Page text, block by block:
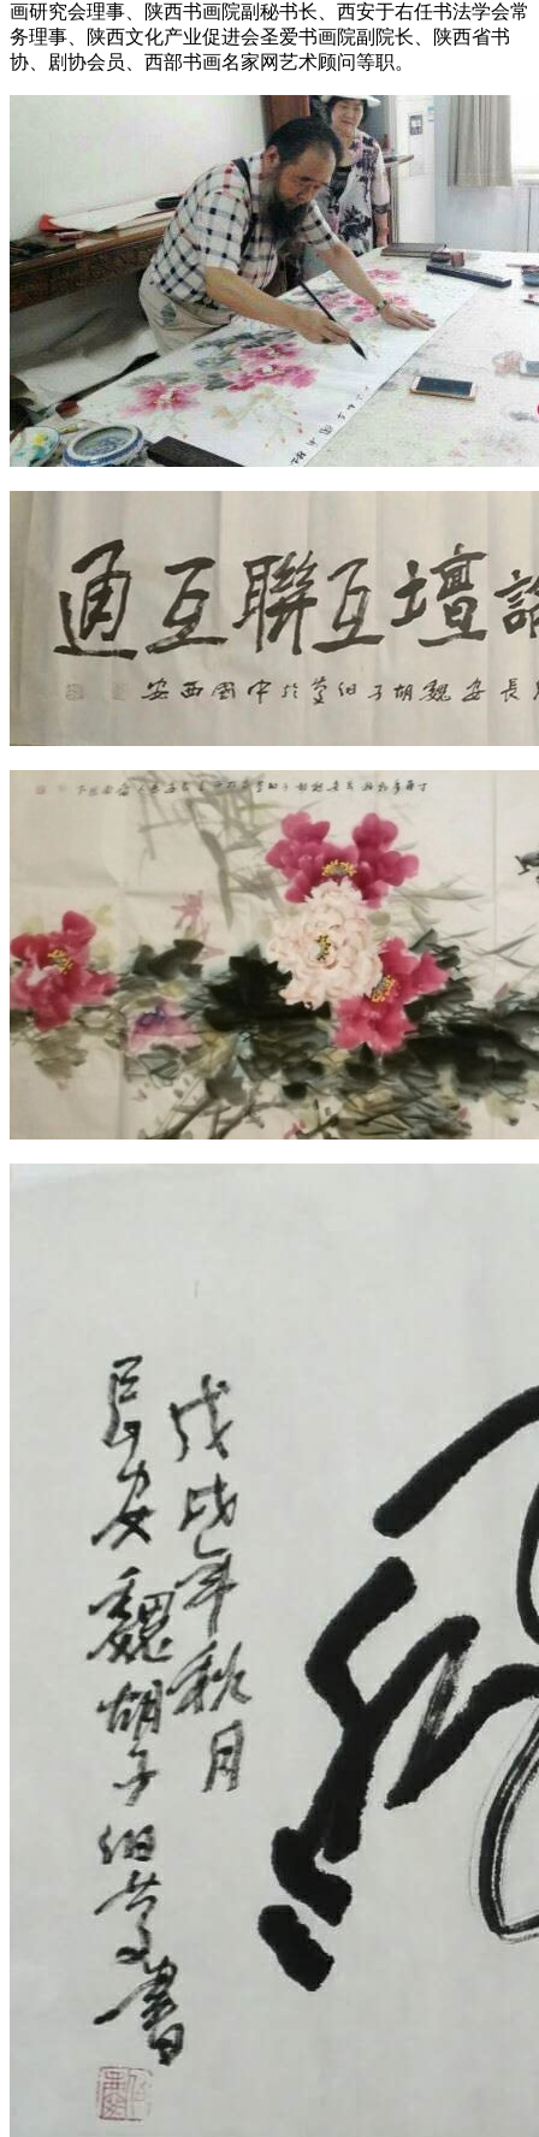
画研究会理事、陕西书画院副秘书长、西安于右任书法学会常
务理事、陕西文化产业促进会圣爱书画院副院长、陕西省书
协、剧协会员、西部书画名家网艺术顾问等职。